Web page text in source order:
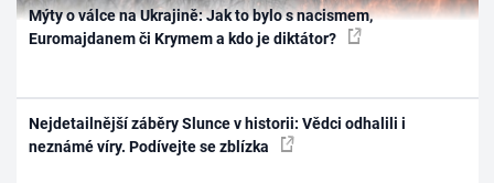
Mýty o válce na Ukrajině: Jak to bylo s nacismem,
Euromajdanem či Krymem a kdo je diktátor?
Nejdetailnější záběry Slunce v historii: Vědci odhalili i
neznámé víry. Podívejte se zblízka